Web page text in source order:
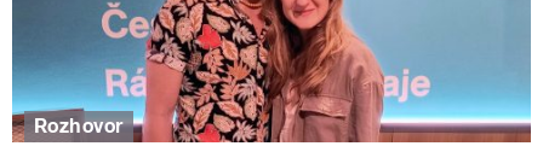
Rozhovor